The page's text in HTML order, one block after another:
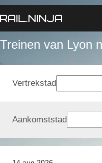
Treinen van Lyon
Vertrekstad
Aankomststad